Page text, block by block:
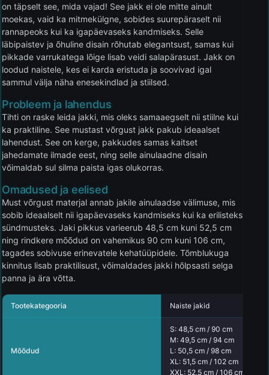
on täpselt see, mida vajad! See jakk ei ole mitte ainult
moekas, vaid ka mitmekülgne, sobides suurepäraselt nii
rannapeoks kui ka igapäevaseks kandmiseks. Selle
läbipaistev ja õhuline disain rõhutab elegantsust, samas kui
pikkade varrukatega lõige lisab veidi salapärasust. Jakk on
loodud naistele, kes ei karda eristuda ja soovivad igal
sammul välja näha enesekindlad ja stiilsed.
Probleem ja lahendus
Tihti on raske leida jakki, mis oleks samaaegselt nii stiilne kui
ka praktiline. See mustast võrgust jakk pakub ideaalset
lahendust. See on kerge, pakkudes samas kaitset
jahedamate ilmade eest, ning selle ainulaadne disain
võimaldab sul silma paista igas olukorras.
Omadused ja eelised
Must võrgust materjal annab jakile ainulaadse välimuse, mis
sobib ideaalselt nii igapäevaseks kandmiseks kui ka erilisteks
sündmusteks. Jaki pikkus varieerub 48,5 cm kuni 52,5 cm
ning rindkere mõõdud on vahemikus 90 cm kuni 106 cm,
tagades sobivuse erinevatele kehatüüpidele. Tõmblukuga
kinnitus lisab praktilisust, võimaldades jakki hõlpsasti selga
panna ja ära võtta.
Tootekategooria Naiste jakid
Mõõdud
S: 48,5 cm / 90 cm
M: 49,5 cm / 94 cm
L: 50,5 cm / 98 cm
XL: 51,5 cm / 102 cm
XXL: 52,5 cm / 106 cm